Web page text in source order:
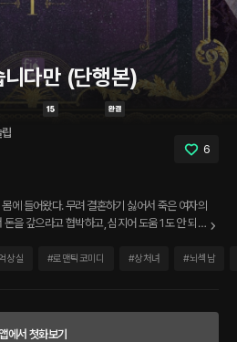
다만 (단행본)
6
에 들어왔다. 무려 결혼하기 싫어서 죽은 여자의
소확행을 실현하던 현대인이었는데 이제부터는
에 입을 맞추
상실 #로맨틱코미디 #상처녀 #뇌섹남
앱에서 첫화보기